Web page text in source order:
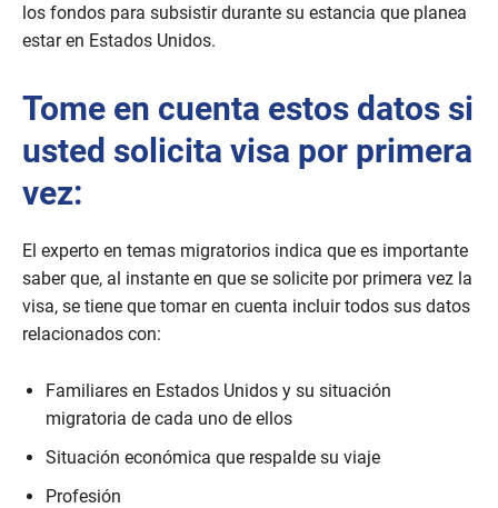
los fondos para subsistir durante su estancia que planea
estar en Estados Unidos.
Tome en cuenta estos datos si
usted solicita visa por primera
vez:
El experto en temas migratorios indica que es importante
saber que, al instante en que se solicite por primera vez la
visa, se tiene que tomar en cuenta incluir todos sus datos
relacionados con:
Familiares en Estados Unidos y su situación
migratoria de cada uno de ellos
Situación económica que respalde su viaje
Profesión